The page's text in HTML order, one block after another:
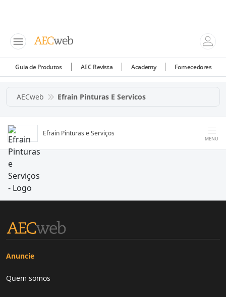
Guia de Produtos AEC Revista Academy Fornecedores
AECweb Efrain Pinturas E Servicos
Efrain Pinturas e Serviços
MENU
Anuncie
Quem somos